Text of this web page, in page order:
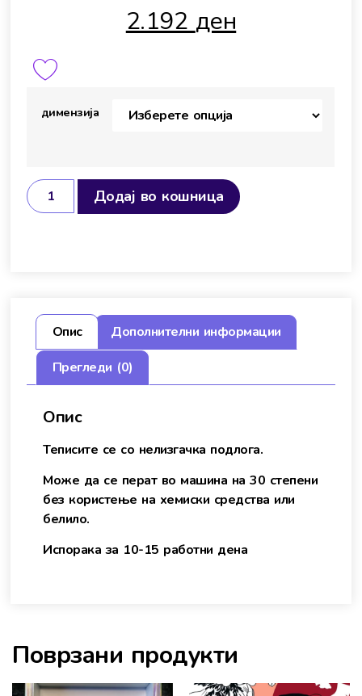
2.192 ден
димензија
Додај во кошница
Опис
Дополнителни информации
Прегледи (0)
Опис
Теписите се со нелизгачка подлога.
Може да се перат во машина на 30 степени
без користење на хемиски средства или
белило.
Испорака за 10-15 работни дена
Поврзани продукти